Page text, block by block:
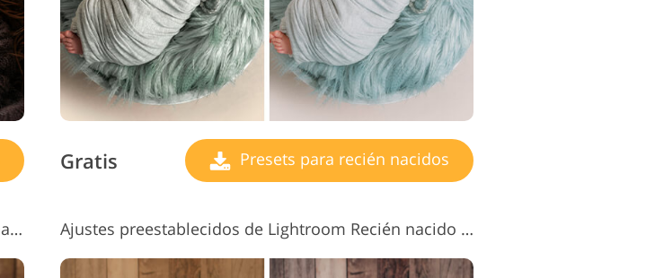
Gratis Presets para recién nacidos
Ajustes preestablecidos de Lightroom para recién nacidos n.° 13 "Joyful" Ajustes preestablecidos de Lightroom Recién nacido n.° 14 "Clarity"